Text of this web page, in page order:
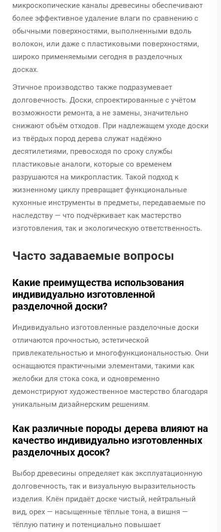
микроскопические каналы древесины обеспечивают
более эффективное удаление влаги по сравнению с
обычными поверхностями, выполненными вдоль
волокон, или даже с пластиковыми поверхностями,
широко применяемыми сегодня в разделочных
досках.
Этичное производство также подразумевает
долговечность. Доски, спроектированные с учётом
возможности ремонта, а не замены, значительно
снижают объём отходов. При надлежащем уходе доски
из твёрдых пород дерева служат надёжно
десятилетиями, превосходя по сроку службы
пластиковые аналоги, которые со временем
разрушаются на микропластик. Такой подход к
жизненному циклу превращает функциональные
кухонные инструменты в предметы, передаваемые по
наследству — что подчёркивает как мастерство
изготовления, так и экологическую ответственность.
Часто задаваемые вопросы
Какие преимущества использования
индивидуально изготовленной
разделочной доски?
Индивидуально изготовленные разделочные доски
отличаются прочностью, эстетической
привлекательностью и многофункциональностью. Они
оснащаются практичными элементами, такими как
желобки для стока сока, и одновременно
демонстрируют художественное мастерство благодаря
уникальным дизайнерским решениям.
Как различные породы дерева влияют на
качество индивидуально изготовленных
разделочных досок?
Выбор древесины определяет как эксплуатационную
долговечность, так и визуальную выразительность
изделия. Клён придаёт доске чистый, нейтральный
вид, орех — насыщенные тёплые тона, а вишня —
тёплую патину и потенциально повышает